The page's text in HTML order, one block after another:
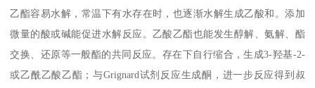
乙酯容易水解，常温下有水存在时，也逐渐水解生成乙酸和。添加
微量的酸或碱能促进水解反应。乙酸乙酯也能发生醇解、氨解、酯
交换、还原等一般酯的共同反应。存在下自行缩合，生成3-羟基-2-
或乙酰乙酸乙酯；与Grignard试剂反应生成酮，进一步反应得到叔